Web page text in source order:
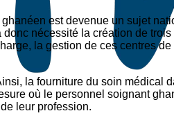
est devenue un sujet
nécessité la création de
la gestion de ces centres
la fourniture du soin médical
où le personnel soignant
leur profession.